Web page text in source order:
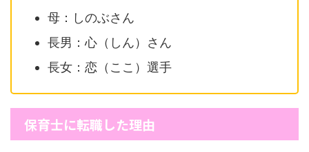
母：しのぶさん
長男：心（しん）さん
長女：恋（ここ）選手
保育士に転職した理由